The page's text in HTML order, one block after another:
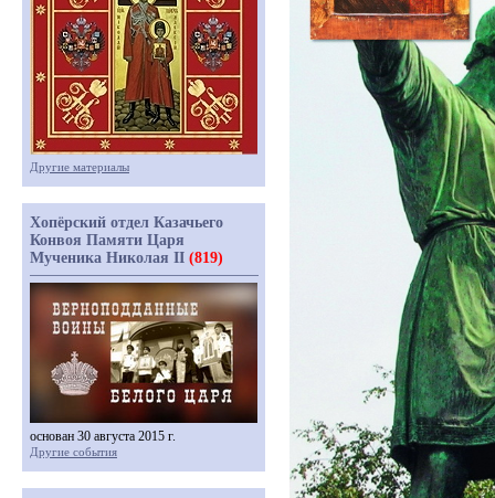
Другие материалы
Хопёрский отдел Казачьего
Конвоя Памяти Царя
Мученика Николая II (819)
основан 30 августа 2015 г.
Другие события